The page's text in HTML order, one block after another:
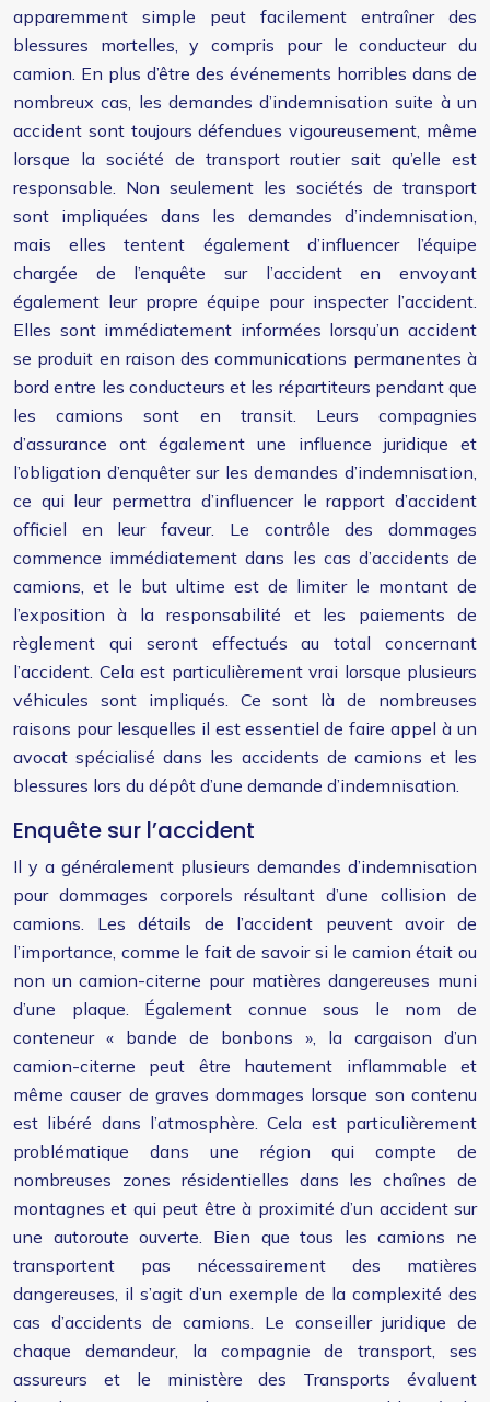
apparemment simple peut facilement entraîner des
blessures mortelles, y compris pour le conducteur du
camion. En plus d’être des événements horribles dans de
nombreux cas, les demandes d’indemnisation suite à un
accident sont toujours défendues vigoureusement, même
lorsque la société de transport routier sait qu’elle est
responsable. Non seulement les sociétés de transport
sont impliquées dans les demandes d’indemnisation,
mais elles tentent également d’influencer l’équipe
chargée de l’enquête sur l’accident en envoyant
également leur propre équipe pour inspecter l’accident.
Elles sont immédiatement informées lorsqu’un accident
se produit en raison des communications permanentes à
bord entre les conducteurs et les répartiteurs pendant que
les camions sont en transit. Leurs compagnies
d’assurance ont également une influence juridique et
l’obligation d’enquêter sur les demandes d’indemnisation,
ce qui leur permettra d’influencer le rapport d’accident
officiel en leur faveur. Le contrôle des dommages
commence immédiatement dans les cas d’accidents de
camions, et le but ultime est de limiter le montant de
l’exposition à la responsabilité et les paiements de
règlement qui seront effectués au total concernant
l’accident. Cela est particulièrement vrai lorsque plusieurs
véhicules sont impliqués. Ce sont là de nombreuses
raisons pour lesquelles il est essentiel de faire appel à un
avocat spécialisé dans les accidents de camions et les
blessures lors du dépôt d’une demande d’indemnisation.
Enquête sur l’accident
Il y a généralement plusieurs demandes d’indemnisation
pour dommages corporels résultant d’une collision de
camions. Les détails de l’accident peuvent avoir de
l’importance, comme le fait de savoir si le camion était ou
non un camion-citerne pour matières dangereuses muni
d’une plaque. Également connue sous le nom de
conteneur « bande de bonbons », la cargaison d’un
camion-citerne peut être hautement inflammable et
même causer de graves dommages lorsque son contenu
est libéré dans l’atmosphère. Cela est particulièrement
problématique dans une région qui compte de
nombreuses zones résidentielles dans les chaînes de
montagnes et qui peut être à proximité d’un accident sur
une autoroute ouverte. Bien que tous les camions ne
transportent pas nécessairement des matières
dangereuses, il s’agit d’un exemple de la complexité des
cas d’accidents de camions. Le conseiller juridique de
chaque demandeur, la compagnie de transport, ses
assureurs et le ministère des Transports évaluent